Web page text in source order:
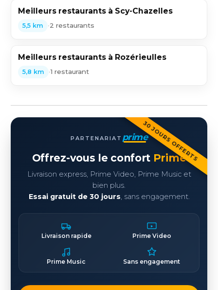
Meilleurs restaurants à Scy-Chazelles
5,5 km •2 restaurants
Meilleurs restaurants à Rozérieulles
5,8 km •1 restaurant
30 JOURS OFFERTS
PARTENARIAT prime
Offrez-vous le confort Prime
Livraison express, Prime Video, Prime Music et
bien plus.
Essai gratuit de 30 jours , sans engagement.
Livraison rapide Prime Video
Prime Music Sans engagement